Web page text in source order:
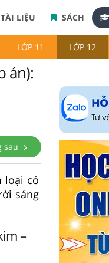
TÀI LIỆU SÁCH
LỚP 11 LỚP 12
án):
sau
loại có
sáng
–